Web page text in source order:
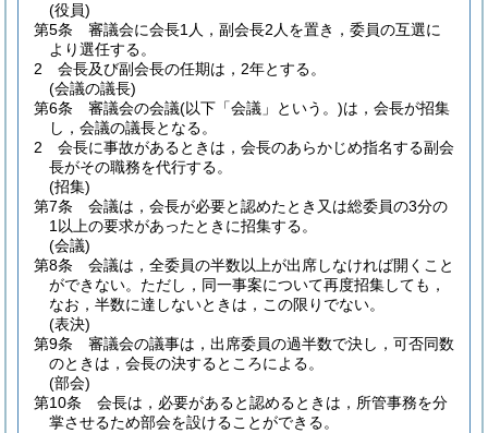
(役員)
第5条
審議会に会長1人，副会長2人を置き，委員の互選に
より選任する。
2
会長及び副会長の任期は，2年とする。
(会議の議長)
第6条
審議会の会議(以下「会議」という。)は，会長が招集
し，会議の議長となる。
2
会長に事故があるときは，会長のあらかじめ指名する副会
長がその職務を代行する。
(招集)
第7条
会議は，会長が必要と認めたとき又は総委員の3分の
1以上の要求があったときに招集する。
(会議)
第8条
会議は，全委員の半数以上が出席しなければ開くこと
ができない。 ただし，同一事案について再度招集しても，
なお，半数に達しないときは，この限りでない。
(表決)
第9条
審議会の議事は，出席委員の過半数で決し，可否同数
のときは，会長の決するところによる。
(部会)
第10条
会長は，必要があると認めるときは，所管事務を分
掌させるため部会を設けることができる。